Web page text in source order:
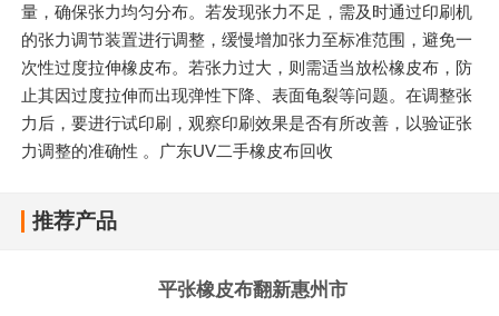
量，确保张力均匀分布。若发现张力不足，需及时通过印刷机
的张力调节装置进行调整，缓慢增加张力至标准范围，避免一
次性过度拉伸橡皮布。若张力过大，则需适当放松橡皮布，防
止其因过度拉伸而出现弹性下降、表面龟裂等问题。在调整张
力后，要进行试印刷，观察印刷效果是否有所改善，以验证张
力调整的准确性 。广东UV二手橡皮布回收
推荐产品
平张橡皮布翻新惠州市